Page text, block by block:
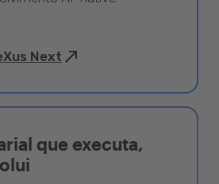
Next
que executa,